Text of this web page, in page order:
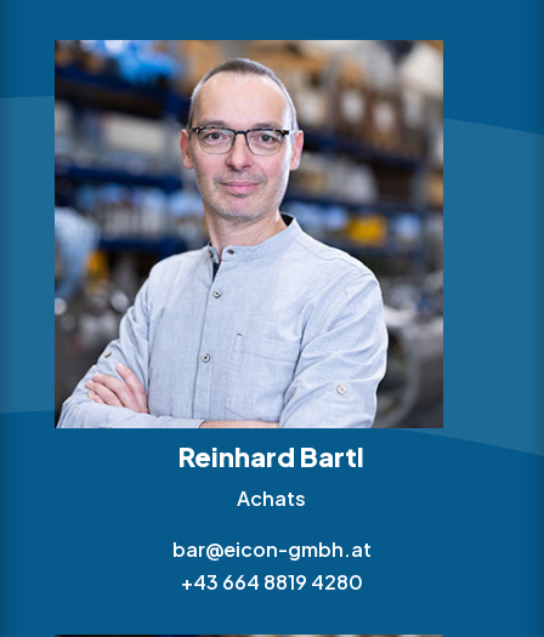
Reinhard Bartl
Achats
bar@eicon-gmbh.at
+43 664 8819 4280